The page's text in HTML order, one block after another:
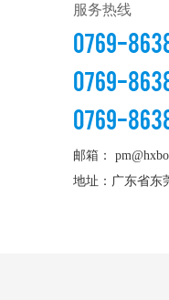
服务热线
0769-
0769-
0769-
邮箱：
地址：广东省东